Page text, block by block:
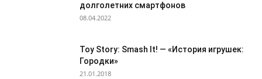
долголетних смартфонов
08.04.2022
Toy Story: Smash It! — «История игрушек:
Городки»
21.01.2018